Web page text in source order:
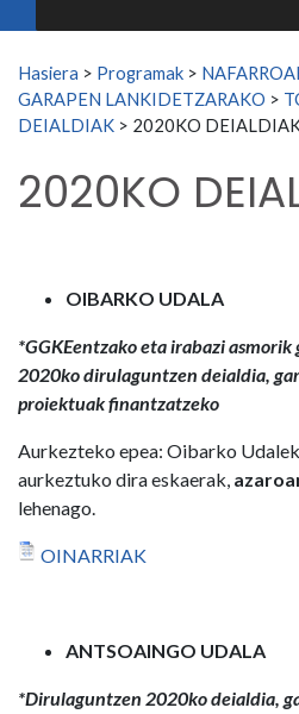
Search for:
Hasiera > Programak >
GARAPEN LANKIDETZARAKO >
DEIALDIAK > 2020KO
2020KO
OIBARKO UDALA
*GGKEentzako eta irabazi
2020ko dirulaguntzen deialdia,
proiektuak finantzatzeko
Aurkezteko epea: Oibarko
aurkeztuko dira eskaerak,
lehenago.
OINARRIAK
ANTSOAINGO UDALA
*Dirulaguntzen 2020ko deialdia,